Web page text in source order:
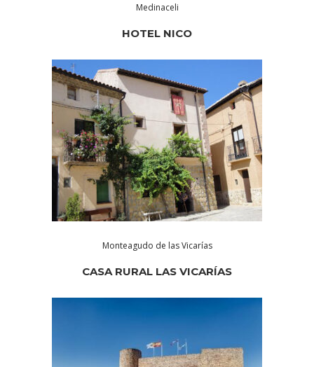
Medinaceli
HOTEL NICO
Monteagudo de las Vicarías
CASA RURAL LAS VICARÍAS